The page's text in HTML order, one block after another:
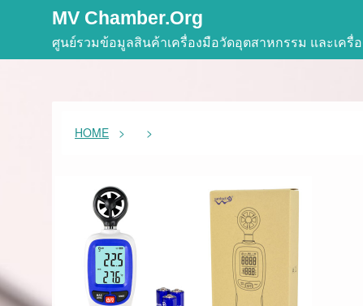
MV Chamber.org
ศูนย์รวมข้อมูลสินค้าเครื่องมือวัดอุตสาหกรรม และเครื่
HOME